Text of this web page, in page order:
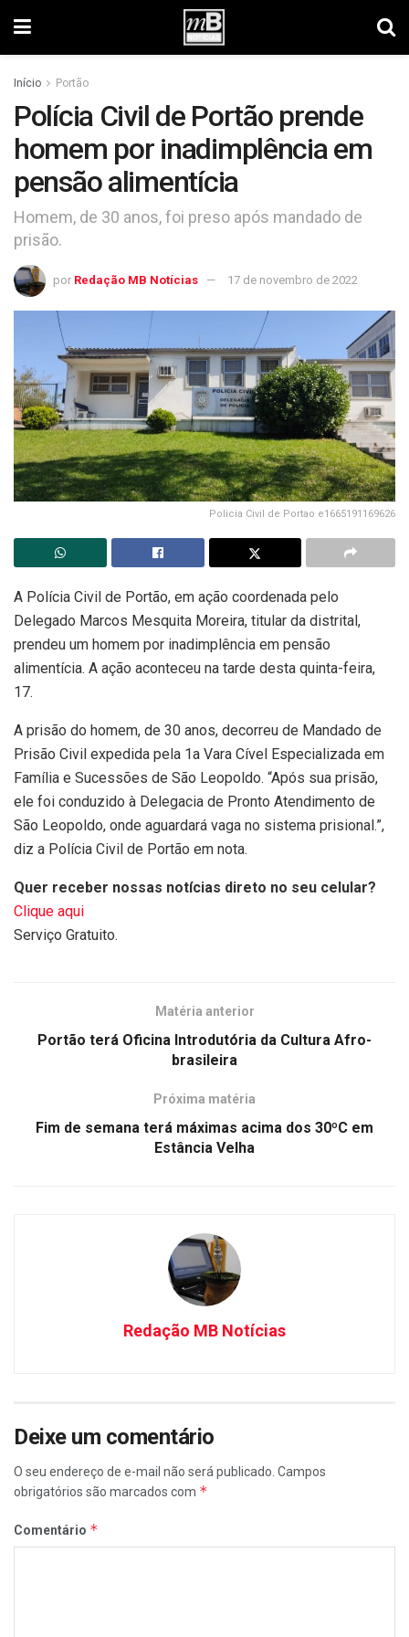
Início Portão
Polícia Civil de Portão prende
homem por inadimplência em
pensão alimentícia
Homem, de 30 anos, foi preso após mandado de
prisão.
por Redação MB Notícias 17 de novembro de 2022
Policia Civil de Portao e1665191169626
A Polícia Civil de Portão, em ação coordenada pelo
Delegado Marcos Mesquita Moreira, titular da distrital,
prendeu um homem por inadimplência em pensão
alimentícia. A ação aconteceu na tarde desta quinta-feira,
17.
A prisão do homem, de 30 anos, decorreu de Mandado de
Prisão Civil expedida pela 1a Vara Cível Especializada em
Família e Sucessões de São Leopoldo. “Após sua prisão,
ele foi conduzido à Delegacia de Pronto Atendimento de
São Leopoldo, onde aguardará vaga no sistema prisional.”,
diz a Polícia Civil de Portão em nota.
Quer receber nossas notícias direto no seu celular?
Clique aqui
Serviço Gratuito.
Matéria anterior
Portão terá Oficina Introdutória da Cultura Afro-
brasileira
Próxima matéria
Fim de semana terá máximas acima dos 30ºC em
Estância Velha
Redação MB Notícias
Deixe um comentário
O seu endereço de e-mail não será publicado. Campos
obrigatórios são marcados com *
Comentário *